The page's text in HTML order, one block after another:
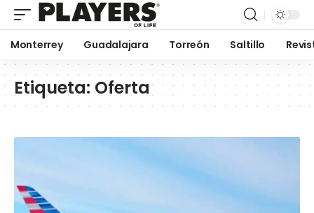
Monterrey Guadalajara Torreón Saltillo
Etiqueta: Oferta